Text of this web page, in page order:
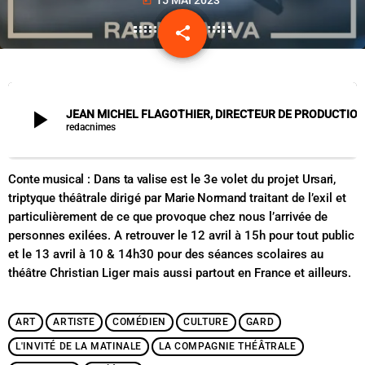
share
email
play_arrow redacnimes
Conte musical : Dans ta valiseest le 3e volet du projet Ursari,
triptyque théâtrale dirigé par Marie Normand traitant de l’exil et
particulièrement de ce que provoque chez nous l’arrivée de
personnes exilées. A retrouver le 12 avril à 15h pour tout public
et le 13 avril à 10 & 14h30 pour des séances scolaires au
théâtre Christian Liger mais aussi partout en France et ailleurs.
ART ARTISTE COMÉDIEN CULTURE GARD
L'INVITÉ DE LA MATINALE LA COMPAGNIE THÉÂTRALE